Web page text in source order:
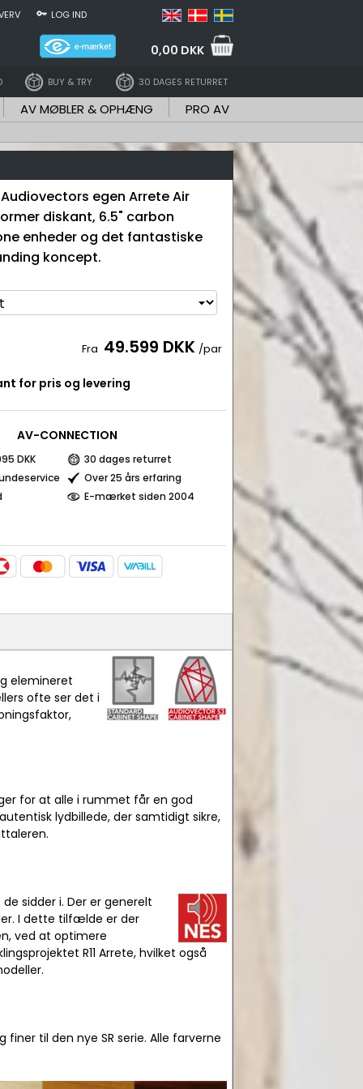
LOG IND
0,00 DKK
BUY & TRY 30 DAGES RETURRET
AV MØBLER & OPHÆNG PRO AV
Audiovectors egen Arrete Air
diskant, 6.5" carbon
enheder og det fantastiske
koncept.
Fra 49.599 DKK /par
for pris og levering
AV-CONNECTION
DKK
30 dages returret
Over 25 års erfaring
E-mærket siden 2004
elemineret
ofte ser det i
for at alle i rummet får en god
lydbillede, der samtidigt sikre,
sidder i. Der er generelt
I dette tilfælde er der
ved at optimere
R11 Arrete, hvilket også
til den nye SR serie. Alle farverne